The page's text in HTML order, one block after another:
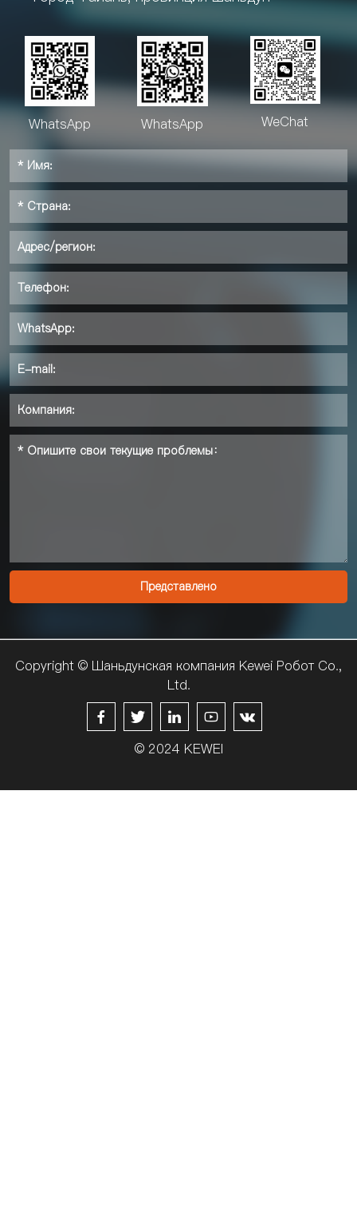
WhatsApp WhatsApp WeChat
Copyright © Шаньдунская компания Kewei Pобот Co.,
Ltd.
    
© 2024 KEWEI